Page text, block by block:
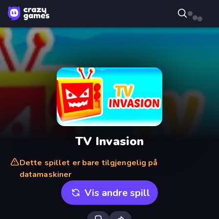
TV Invasion
Dette spillet er bare tilgjengelig på
datamaskiner
Vis andre spill